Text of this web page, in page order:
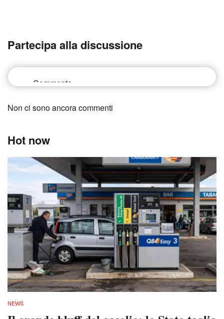
Partecipa alla discussione
Non ci sono ancora commenti
Hot now
NEWS